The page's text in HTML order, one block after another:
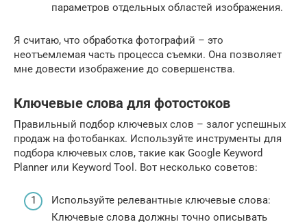
параметров отдельных областей изображения.
Я считаю, что обработка фотографий – это
неотъемлемая часть процесса съемки. Она позволяет
мне довести изображение до совершенства.
Ключевые слова для фотостоков
Правильный подбор ключевых слов – залог успешных
продаж на фотобанках. Используйте инструменты для
подбора ключевых слов, такие как Google Keyword
Planner или Keyword Tool. Вот несколько советов:
Используйте релевантные ключевые слова:
Ключевые слова должны точно описывать